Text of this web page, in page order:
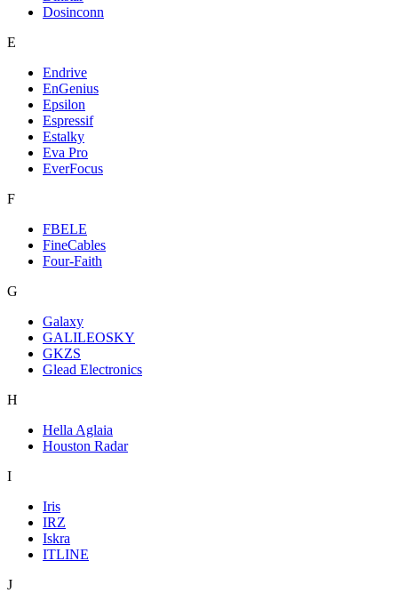
Dosinconn
E
Endrive
EnGenius
Epsilon
Espressif
Estalky
Eva Pro
EverFocus
F
FBELE
FineCables
Four-Faith
G
Galaxy
GALILEOSKY
GKZS
Glead Electronics
H
Hella Aglaia
Houston Radar
I
Iris
IRZ
Iskra
ITLINE
J